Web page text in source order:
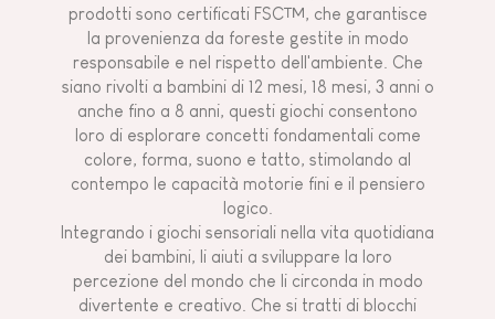
prodotti sono certificati FSC™, che garantisce
la provenienza da foreste gestite in modo
responsabile e nel rispetto dell'ambiente. Che
siano rivolti a bambini di 12 mesi, 18 mesi, 3 anni o
anche fino a 8 anni, questi giochi consentono
loro di esplorare concetti fondamentali come
colore, forma, suono e tatto, stimolando al
contempo le capacità motorie fini e il pensiero
logico.
Integrando i giochi sensoriali nella vita quotidiana
dei bambini, li aiuti a sviluppare la loro
percezione del mondo che li circonda in modo
divertente e creativo. Che si tratti di blocchi